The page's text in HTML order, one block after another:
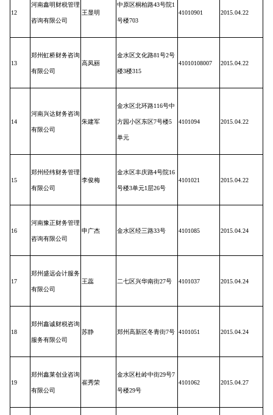
12
河南鑫明财税管理
咨询有限公司
王显明
中原区桐柏路43号院1
号楼703
41010901 2015.04.22
13
郑州虹桥财务咨询
有限公司
高凤丽
金水区文化路81号2号
楼3楼315
41010108007 2015.04.22
14
河南兴达财务咨询
有限公司
朱建军
金水区北环路116号中
方园小区东区7号楼5
单元
4101094 2015.04.22
15
郑州经纬财务管理
有限公司
李俊梅
金水区丰庆路4号院16
号楼3单元1 层26号
4101021 2015.04.22
16
河南豫正财务管理
咨询有限公司
申广杰 金水区经三路33号 4101085 2015.04.24
17
郑州盛远会计服务
有限公司
王蕊 二七区兴华南街27号 4101037 2015.04.24
18
郑州鑫诚财税咨询
服务有限公司
苏静 郑州高新区冬青街7号 4101051 2015.04.24
19
郑州鑫莱创业咨询
有限公司
崔秀荣
金水区杜岭中街29号7
号楼29号
4101062 2015.04.27